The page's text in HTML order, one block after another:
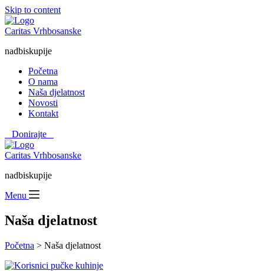
Skip to content
Caritas Vrhbosanske
nadbiskupije
Početna
O nama
Naša djelatnost
Novosti
Kontakt
⠀Donirajte⠀
Caritas Vrhbosanske
nadbiskupije
Menu
Naša djelatnost
Početna > Naša djelatnost